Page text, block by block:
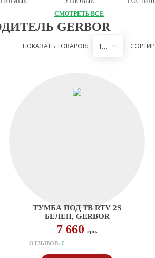
СМОТРЕТЬ ВСЕ
GERBOR
ПОКАЗАТЬ ТОВАРОВ: 12
ТУМБА ПОД ТВ RTV 2S
БЕЛЕН, GERBOR
7 660 грн.
ОТЗЫВОВ: 0